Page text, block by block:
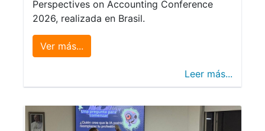
Perspectives on Accounting Conference
2026, realizada en Brasil.
Ver más...
Leer más...